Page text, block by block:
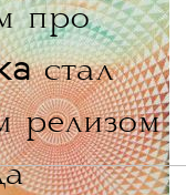
про
стал
релизом